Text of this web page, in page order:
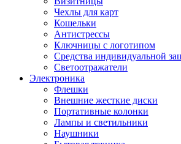
Чехлы для карт
Кошельки
Антистрессы
Ключницы с логотипом
Средства индивидуальной
Светоотражатели
Электроника
Флешки
Внешние жесткие диски
Портативные колонки
Лампы и светильники
Наушники